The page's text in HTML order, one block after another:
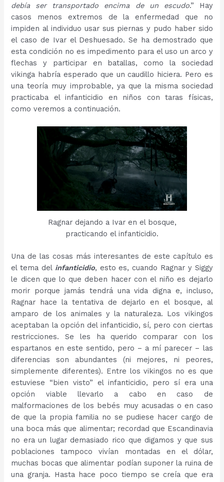
debía ser transportado encima de un escudo.” Hay
casos menos extremos de la enfermedad que no
impiden al individuo usar sus piernas y pudo haber sido
el caso de Ivar el Deshuesado. Se ha demostrado que
esta condición no es impedimento para el uso un arco y
flechas y participar en batallas, como la sociedad
vikinga habría esperado que un caudillo hiciera. Pero es
una teoría muy improbable, ya que la misma sociedad
practicaba el infanticidio en niños con taras físicas,
como veremos a continuación.
Ragnar dejando a Ivar en el bosque,
practicando el infanticidio.
Una de las cosas más interesantes de este capítulo es
el tema del infanticidio, esto es, cuando Ragnar y Siggy
le dicen que lo que deben hacer con el niño es dejarlo
morir porque jamás tendrá una vida digna e, incluso,
Ragnar hace la tentativa de dejarlo en el bosque, al
amparo de los animales y la naturaleza. Los vikingos
aceptaban la opción del infanticidio, sí, pero con ciertas
restricciones. Se les ha querido comparar con los
espartanos en este sentido, pero – a mí parecer – las
diferencias son abundantes (ni mejores, ni peores,
simplemente diferentes). Entre los vikingos no es que
estuviese “bien visto” el infanticidio, pero sí era una
opción viable llevarlo a cabo en caso de
malformaciones de los bebés muy acusadas o en caso
de que la propia familia no se pudiese hacer cargo de
una boca más que alimentar; recordad que Escandinavia
no era un lugar demasiado rico que digamos y que sus
poblaciones tampoco vivían montadas en el dólar,
muchas bocas que alimentar podían suponer la ruina de
una granja. Hasta hace poco tiempo se creía que era